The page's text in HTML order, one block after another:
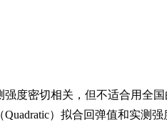
强度密切相关，但不适合用全
Quadratic）拟合回弹值和实测